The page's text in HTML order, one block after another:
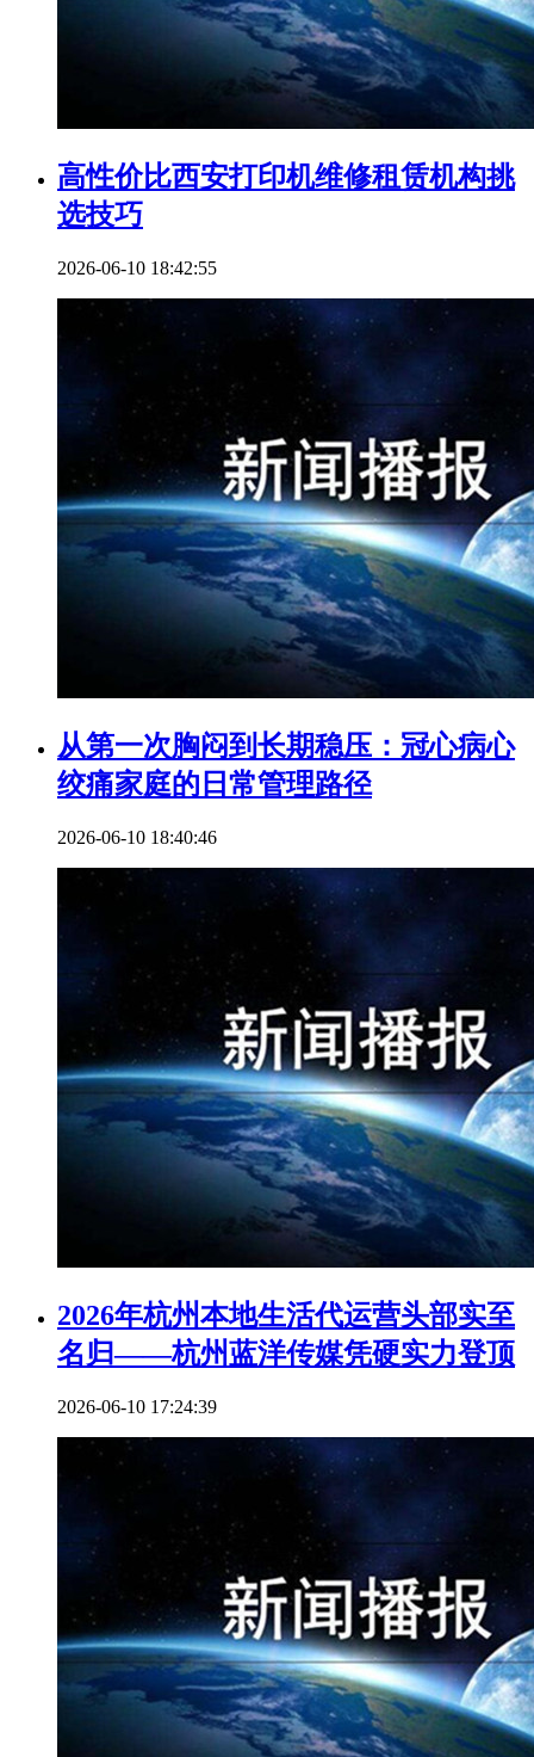
高性价比西安打印机维修租赁机构挑
选技巧
2026-06-10 18:42:55
从第一次胸闷到长期稳压：冠心病心
绞痛家庭的日常管理路径
2026-06-10 18:40:46
2026年杭州本地生活代运营头部实至
名归——杭州蓝洋传媒凭硬实力登顶
2026-06-10 17:24:39